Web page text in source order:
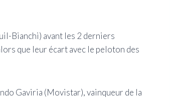
Bianchi) avant les 2 derniers
que leur écart avec le peloton des
Gaviria (Movistar), vainqueur de la